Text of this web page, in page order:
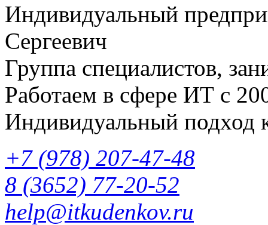
Индивидуальный
Сергеевич
Группа специалистов,
Работаем в сфере ИТ с
Индивидуальный подход
‎+7 (978) 207-47-48
‎8 (3652) 77-20-52
help@itkudenkov.ru